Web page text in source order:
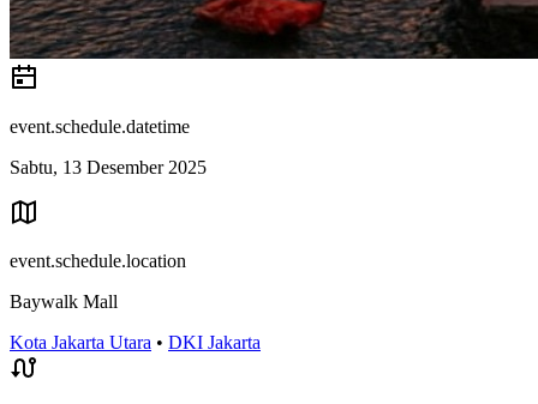
event.schedule.datetime
Sabtu, 13 Desember 2025
event.schedule.location
Baywalk Mall
Kota Jakarta Utara • DKI Jakarta